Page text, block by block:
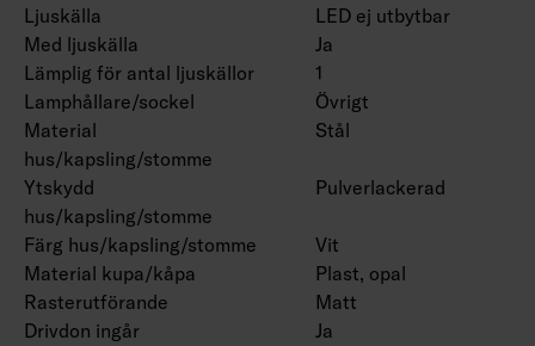
Ljuskälla
LED ej utbytbar
Med ljuskälla
Ja
Lämplig för antal ljuskällor
1
Lamphållare/sockel
Övrigt
Material
hus/kapsling/stomme
Stål
Ytskydd
hus/kapsling/stomme
Pulverlackerad
Färg hus/kapsling/stomme
Vit
Material kupa/kåpa
Plast, opal
Rasterutförande
Matt
Drivdon ingår
Ja